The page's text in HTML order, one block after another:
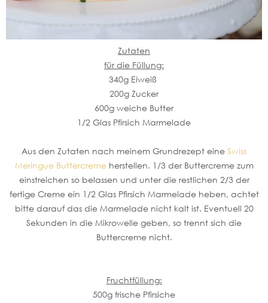
Zutaten
für die Füllung:
340g Eiweiß
200g Zucker
600g weiche Butter
1/2 Glas Pfirsich Marmelade
Aus den Zutaten nach meinem Grundrezept eine Swiss
Meringue Buttercremeherstellen. 1/3 der Buttercreme zum
einstreichen so belassen und unter die restlichen 2/3 der
fertige Creme ein 1/2 Glas Pfirsich Marmelade heben, achtet
bitte darauf das die Marmelade nicht kalt ist. Eventuell 20
Sekunden in die Mikrowelle geben, so trennt sich die
Buttercreme nicht.
Fruchtfüllung:
500g frische Pfirsiche